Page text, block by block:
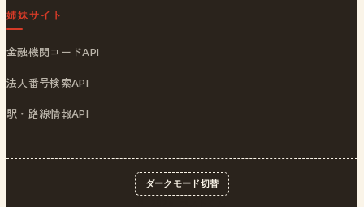
姉妹サイト
金融機関コードAPI
法人番号検索API
駅・路線情報API
ダークモード切替